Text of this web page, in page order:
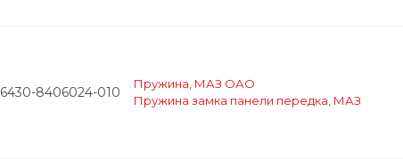
6430-8406024-010
Пружина, МАЗ ОАО
Пружина замка панели передка, МАЗ